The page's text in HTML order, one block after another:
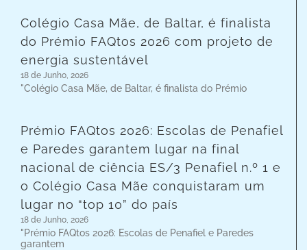
Colégio Casa Mãe, de Baltar, é finalista
do Prémio FAQtos 2026 com projeto de
energia sustentável
18 de Junho, 2026
"Colégio Casa Mãe, de Baltar, é finalista do Prémio
Prémio FAQtos 2026: Escolas de Penafiel
e Paredes garantem lugar na final
nacional de ciência ES/3 Penafiel n.º 1 e
o Colégio Casa Mãe conquistaram um
lugar no “top 10” do país
18 de Junho, 2026
"Prémio FAQtos 2026: Escolas de Penafiel e Paredes
garantem